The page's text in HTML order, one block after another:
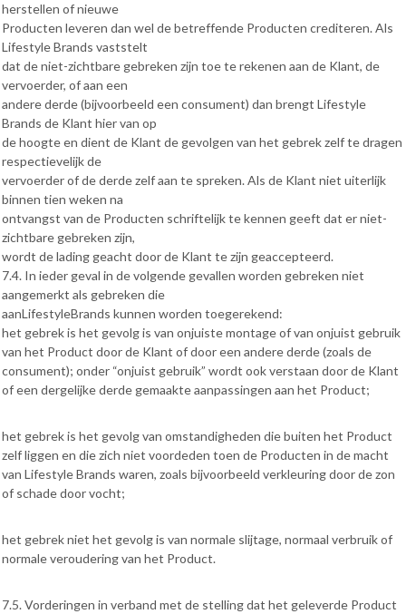
herstellen of nieuwe
Producten leveren dan wel de betreffende Producten crediteren. Als
Lifestyle Brands vaststelt
dat de niet-zichtbare gebreken zijn toe te rekenen aan de Klant, de
vervoerder, of aan een
andere derde (bijvoorbeeld een consument) dan brengt Lifestyle
Brands de Klant hier van op
de hoogte en dient de Klant de gevolgen van het gebrek zelf te dragen
respectievelijk de
vervoerder of de derde zelf aan te spreken. Als de Klant niet uiterlijk
binnen tien weken na
ontvangst van de Producten schriftelijk te kennen geeft dat er niet-
zichtbare gebreken zijn,
wordt de lading geacht door de Klant te zijn geaccepteerd.
7.4. In ieder geval in de volgende gevallen worden gebreken niet
aangemerkt als gebreken die
aanLifestyleBrands kunnen worden toegerekend:
het gebrek is het gevolg is van onjuiste montage of van onjuist gebruik
van het Product door de Klant of door een andere derde (zoals de
consument); onder “onjuist gebruik” wordt ook verstaan door de Klant
of een dergelijke derde gemaakte aanpassingen aan het Product;
het gebrek is het gevolg van omstandigheden die buiten het Product
zelf liggen en die zich niet voordeden toen de Producten in de macht
van Lifestyle Brands waren, zoals bijvoorbeeld verkleuring door de zon
of schade door vocht;
het gebrek niet het gevolg is van normale slijtage, normaal verbruik of
normale veroudering van het Product.
7.5. Vorderingen in verband met de stelling dat het geleverde Product